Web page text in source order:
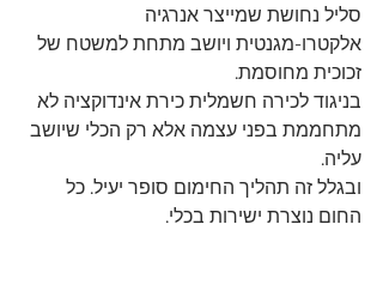
סליל נחושת שמייצר אנרגיה
אלקטרו-מגנטית ויושב מתחת למשטח של
זכוכית מחוסמת.
בניגוד לכירה חשמלית כירת אינדוקציה לא
מתחממת בפני עצמה אלא רק הכלי שיושב
עליה.
ובגלל זה תהליך החימום סופר יעיל. כל
החום נוצרת ישירות בכלי.